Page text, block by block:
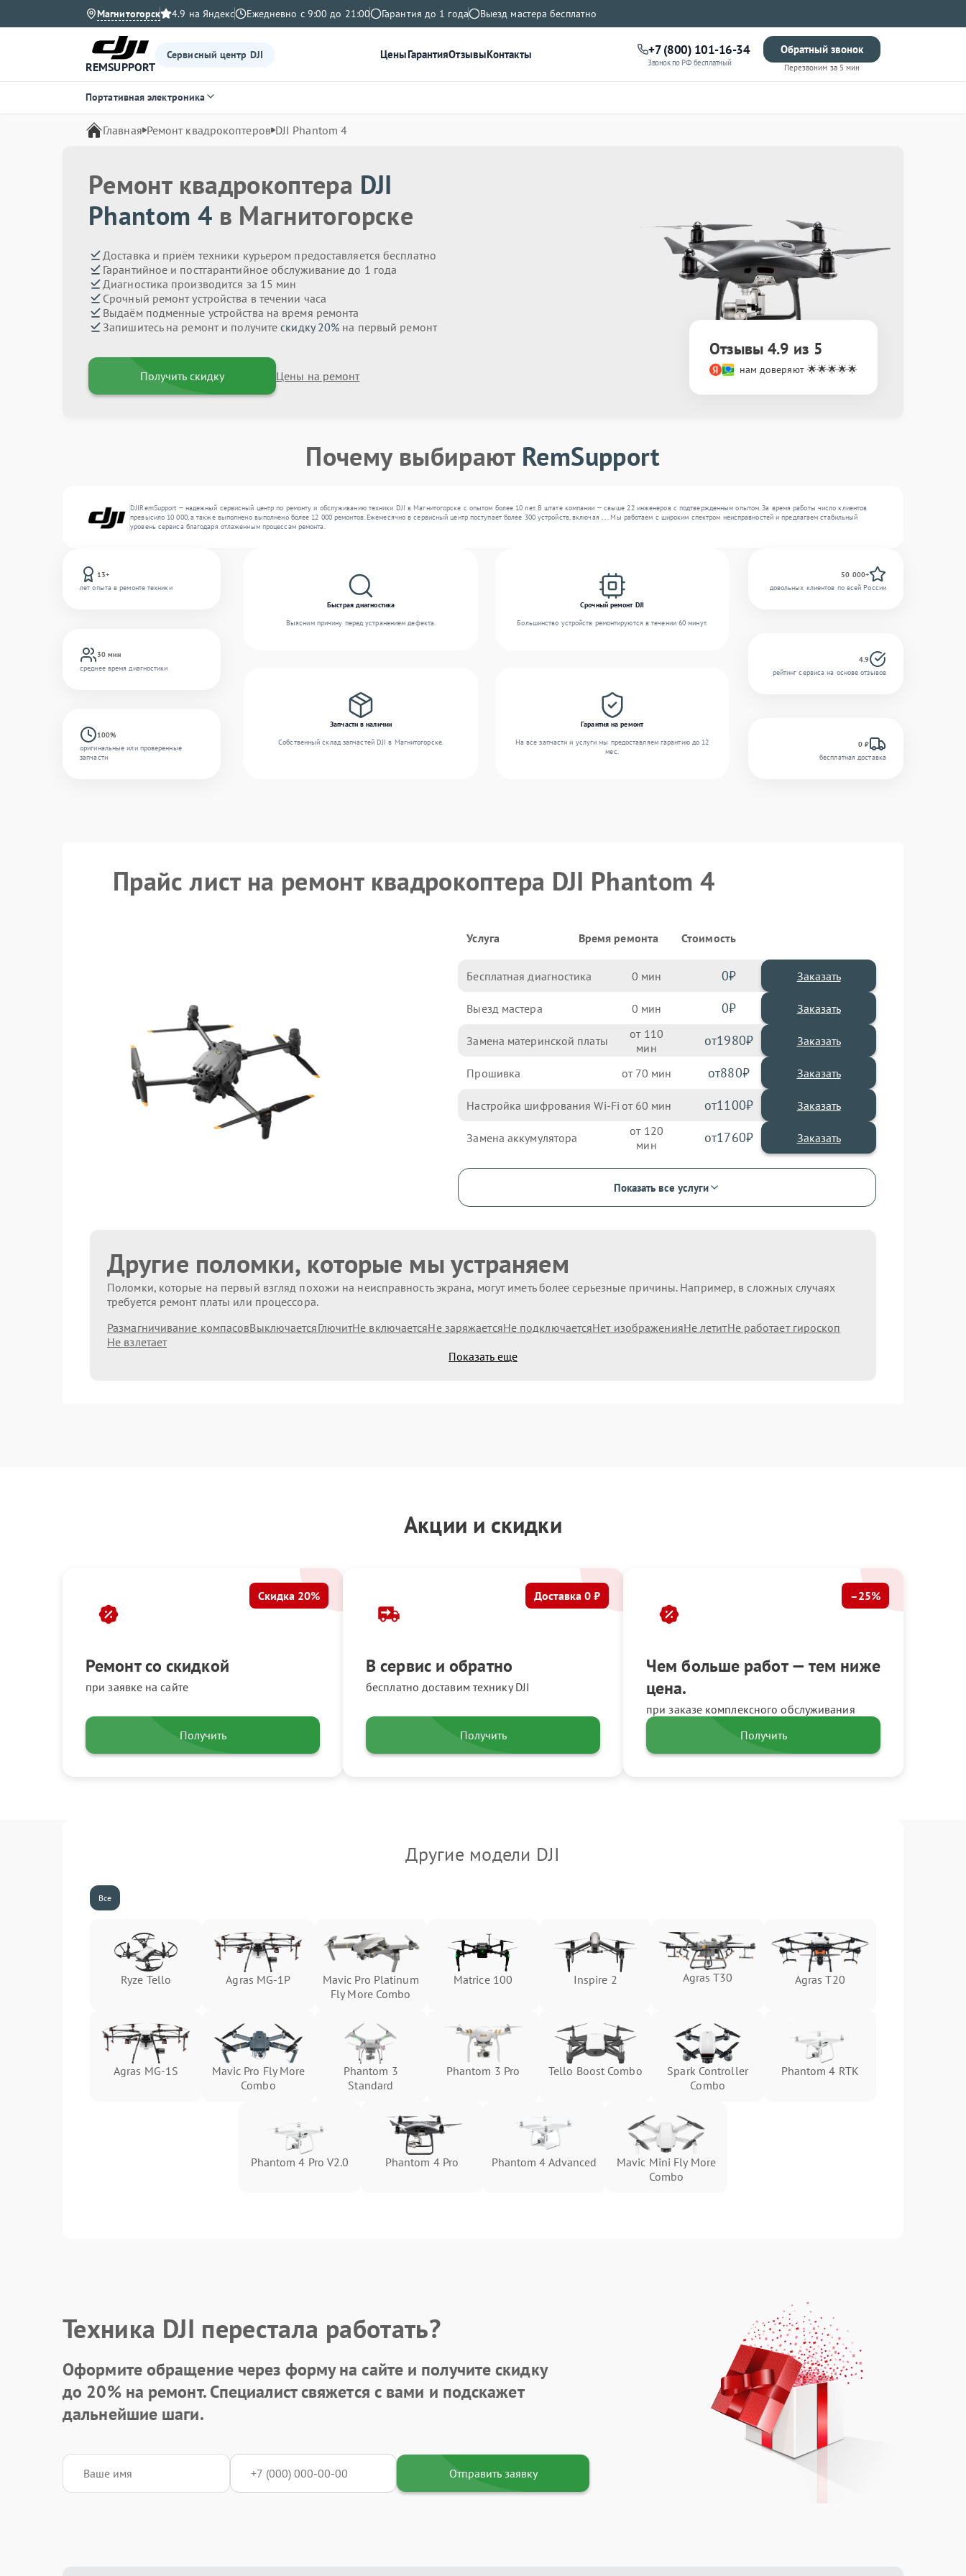
Магнитогорск 4.9 на Яндекс Ежедневно с 9:00 до 21:00 Гарантия до 1 года Выезд мастера бесплатно
REMSUPPORT
Сервисный центр DJI ЦеныГарантияОтзывыКонтакты +7 (800) 101-16-34
Звонок по РФ бесплатный
Обратный звонок
Перезвоним за 5 мин
Портативная электроника
Главная Ремонт квадрокоптеров DJI Phantom 4
Ремонт квадрокоптера DJI
Phantom 4 в Магнитогорске
Доставка и приём техники курьером предоставляется бесплатно
Гарантийное и постгарантийное обслуживание до 1 года
Диагностика производится за 15 мин
Срочный ремонт устройства в течении часа
Выдаём подменные устройства на время ремонта
Запишитесь на ремонт и получитескидку 20% на первый ремонт
Получить скидку Цены на ремонт
Отзывы 4.9 из 5
нам доверяют 🌟🌟🌟🌟🌟
Почему выбирают RemSupport
DJIRemSupport — надежный сервисный центр по ремонту и обслуживанию техники DJI в Магнитогорске с опытом более 10 лет. В штате компании — свыше 22 инженеров с подтвержденным опытом. За время работы число клиентов
превысило 10 000, а также выполнено выполнено более 12 000 ремонтов. Ежемесячно в сервисный центр поступает более 300 устройств, включая , , . Мы работаем с широким спектром неисправностей и предлагаем стабильный
уровень сервиса благодаря отлаженным процессам ремонта.
13+
лет опыта в ремонте техники
30 мин
среднее время диагностики
100%
оригинальные или проверенные
запчасти
Быстрая диагностика
Выясним причину перед устранением дефекта.
Срочный ремонт DJI
Большинство устройств ремонтируются в течении 60 минут.
Запчасти в наличии
Собственный склад запчастей DJI в Магнитогорске.
Гарантия на ремонт
На все запчасти и услуги мы предоставляем гарантию до 12
мес.
50 000+
довольных клиентов по всей России
4.9
рейтинг сервиса на основе отзывов
0 ₽
бесплатная доставка
Прайс лист на ремонт квадрокоптера DJI Phantom 4
Услуга Время ремонта Стоимость
Бесплатная диагностика 0 0 Заказать
Выезд мастера 0 0 Заказать
Замена материнской платы 110 1980
Прошивка 70 880
Настройка шифрования Wi-Fi 60 1100
Замена аккумулятора 120 1760
Показать все услуги
Другие поломки, которые мы устраняем
Поломки, которые на первый взгляд похожи на неисправность экрана, могут иметь более серьезные причины. Например, в сложных случаях
требуется ремонт платы или процессора.
Размагничивание компасовВыключаетсяГлючитНе включаетсяНе заряжаетсяНе подключаетсяНет изображенияНе летитНе работает гироскоп
Не взлетает
Показать еще
Акции и скидки
Ремонт со скидкой
при заявке на сайте
Скидка 20%
Получить
В сервис и обратно
бесплатно доставим технику DJI
Доставка 0 ₽
Получить
Чем больше работ — тем ниже
цена.
при заказе комплексного обслуживания
–25%
Получить
Другие модели DJI
Все
Ryze Tello Agras MG-1P
Mavic Pro Platinum
Fly More Combo
Matrice 100 Inspire 2 Agras T30 Agras T20
Agras MG-1S
Mavic Pro Fly More
Combo
Phantom 3
Standard
Phantom 3 Pro Tello Boost Combo
Spark Controller
Combo
Phantom 4 RTK
Phantom 4 Pro V2.0 Phantom 4 Pro Phantom 4 Advanced
Mavic Mini Fly More
Combo
Техника DJI перестала работать?
Оформите обращение через форму на сайте и получитескидку
до 20%на ремонт. Специалист свяжется с вами и подскажет
дальнейшие шаги.
Отправить заявку